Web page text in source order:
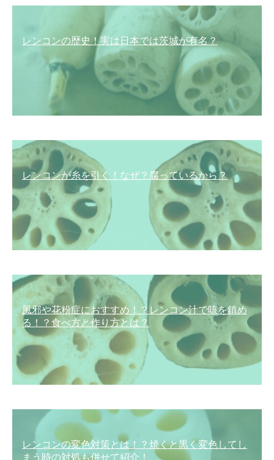
レンコンの歴史！実は日本では茨城が有名？
レンコンが糸を引く！なぜ？腐っているから？
風邪や花粉症におすすめ！？レンコン汁で咳を鎮め
る！？食べ方と作り方とは？
レンコンの変色対策とは！？焼くと黒く変色してし
まう時の対処も併せて紹介！